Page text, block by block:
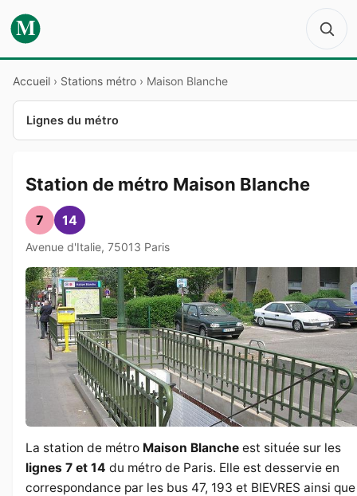
M
Accueil › Stations métro › Maison Blanche
Lignes du métro
Station de métro Maison Blanche
7 14
Avenue d'Italie, 75013 Paris
La station de métro Maison Blanche est située sur les
lignes 7 et 14 du métro de Paris. Elle est desservie en
correspondance par les bus 47, 193 et BIEVRES ainsi que